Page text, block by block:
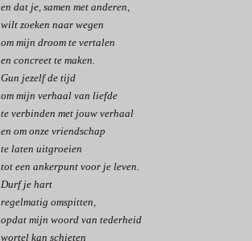
en dat je, samen met anderen,
wilt zoeken naar wegen
om mijn droom te vertalen
en concreet te maken.
Gun jezelf de tijd
om mijn verhaal van liefde
te verbinden met jouw verhaal
en om onze vriendschap
te laten uitgroeien
tot een ankerpunt voor je leven.
Durf je hart
regelmatig omspitten,
opdat mijn woord van tederheid
wortel kan schieten